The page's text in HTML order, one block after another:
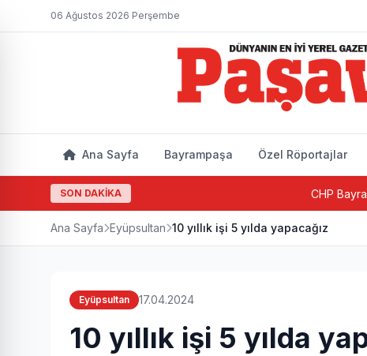
06 Ağustos 2026 Perşembe
Ana Sayfa Bayrampaşa Özel Röportajlar
SON DAKİKA CHP Bayrampaşa'da
Ana Sayfa Eyüpsultan 10 yıllık işi 5 yılda yapacağız
Eyüpsultan 17.04.2024
10 yıllık işi 5 yılda